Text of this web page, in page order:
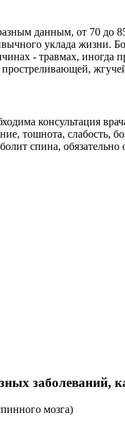
данным, от 70 до
уклада жизни.
- травмах,
консультация
тошнота, слабость,
спина, обязательно
заболеваний,
мозга)